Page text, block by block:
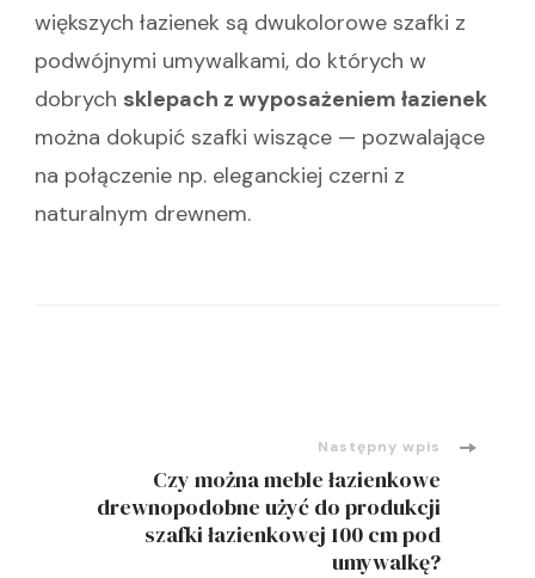
większych łazienek są dwukolorowe szafki z
podwójnymi umywalkami, do których w
dobrych sklepach z wyposażeniem łazienek
można dokupić szafki wiszące — pozwalające
na połączenie np. eleganckiej czerni z
naturalnym drewnem.
wpisu
Następny wpis
Czy można meble łazienkowe
drewnopodobne użyć do produkcji
szafki łazienkowej 100 cm pod
umywalkę?